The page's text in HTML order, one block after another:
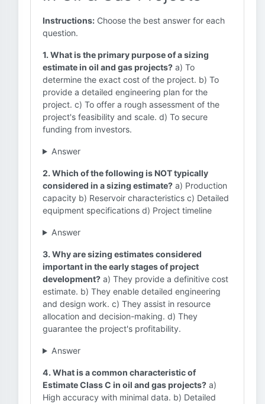
Instructions: Choose the best answer for each
question.
1. What is the primary purpose of a sizing
estimate in oil and gas projects? a) To
determine the exact cost of the project. b) To
provide a detailed engineering plan for the
project. c) To offer a rough assessment of the
project's feasibility and scale. d) To secure
funding from investors.
Answer
2. Which of the following is NOT typically
considered in a sizing estimate? a) Production
capacity b) Reservoir characteristics c) Detailed
equipment specifications d) Project timeline
Answer
3. Why are sizing estimates considered
important in the early stages of project
development? a) They provide a definitive cost
estimate. b) They enable detailed engineering
and design work. c) They assist in resource
allocation and decision-making. d) They
guarantee the project's profitability.
Answer
4. What is a common characteristic of
Estimate Class C in oil and gas projects? a)
High accuracy with minimal data. b) Detailed